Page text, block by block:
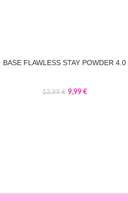
BASE FLAWLESS STAY POWDER 4.0
13,99€ 9,99 €